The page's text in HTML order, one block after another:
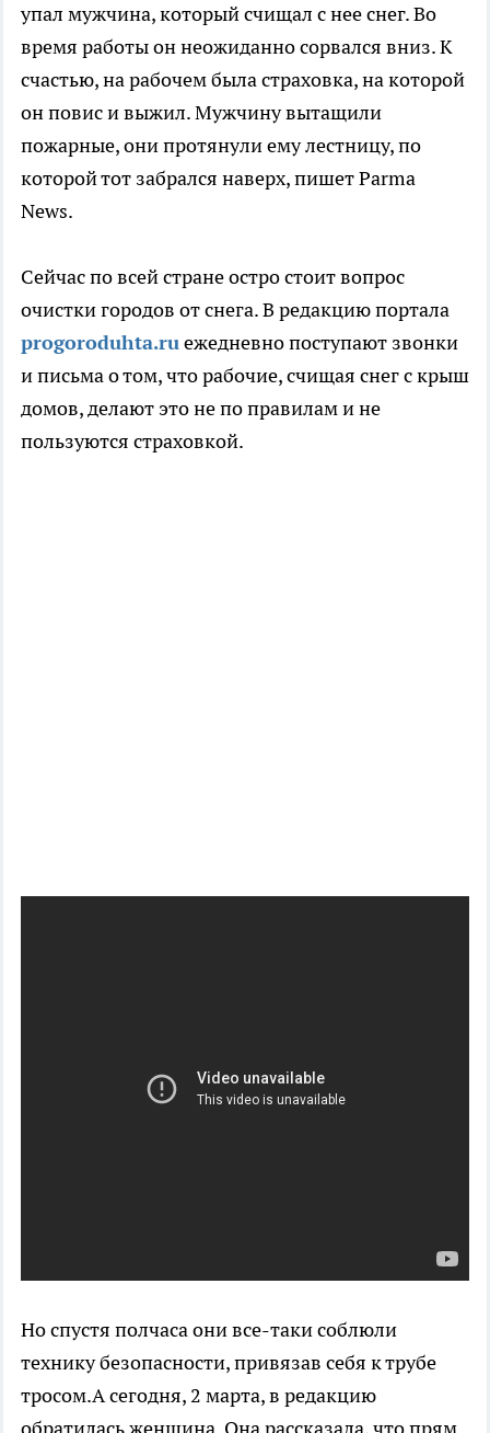
упал мужчина, который счищал с нее снег. Во
время работы он неожиданно сорвался вниз. К
счастью, на рабочем была страховка, на которой
он повис и выжил. Мужчину вытащили
пожарные, они протянули ему лестницу, по
которой тот забрался наверх, пишет Parma
News.
Сейчас по всей стране остро стоит вопрос
очистки городов от снега. В редакцию портала
progoroduhta.ruежедневно поступают звонки
и письма о том, что рабочие, счищая снег с крыш
домов, делают это не по правилам и не
пользуются страховкой.
Но спустя полчаса они все-таки соблюли
технику безопасности, привязав себя к трубе
тросом.А сегодня, 2 марта, в редакцию